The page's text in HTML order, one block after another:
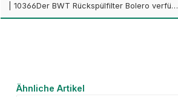
| 10366Der BWT Rückspülfilter Bolero verfü…
Productgalerij overslaan
Ähnliche Artikel